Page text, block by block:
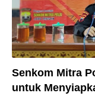
Senkom Mitra
untuk